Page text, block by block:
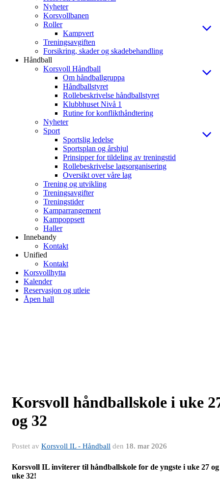
Nyheter
Korsvollbanen
Roller
Kampvert
Treningsavgiften
Forsikring, skader og skadebehandling
Håndball
Korsvoll Håndball
Om håndballgruppa
Håndballstyret
Rollebeskrivelse håndballstyret
Klubbhuset Nivå 1
Rutine for konflikthåndtering
Nyheter
Sport
Sportslig ledelse
Sportsplan og årshjul
Prinsipper for tildeling av treningstid
Rollebeskrivelse lagsorganisering
Oversikt over våre lag
Trening og utvikling
Treningsavgifter
Treningstider
Kamparrangement
Kampoppsett
Haller
Innebandy
Kontakt
Unified
Kontakt
Korsvollhytta
Kalender
Reservasjon og utleie
Åpen hall
Korsvoll håndballskole i uke
og 32
Postet av Korsvoll IL - Håndball den 18. mar 2026
Korsvoll IL inviterer til håndballskole for de yngste i uke 27 og
uke 32!